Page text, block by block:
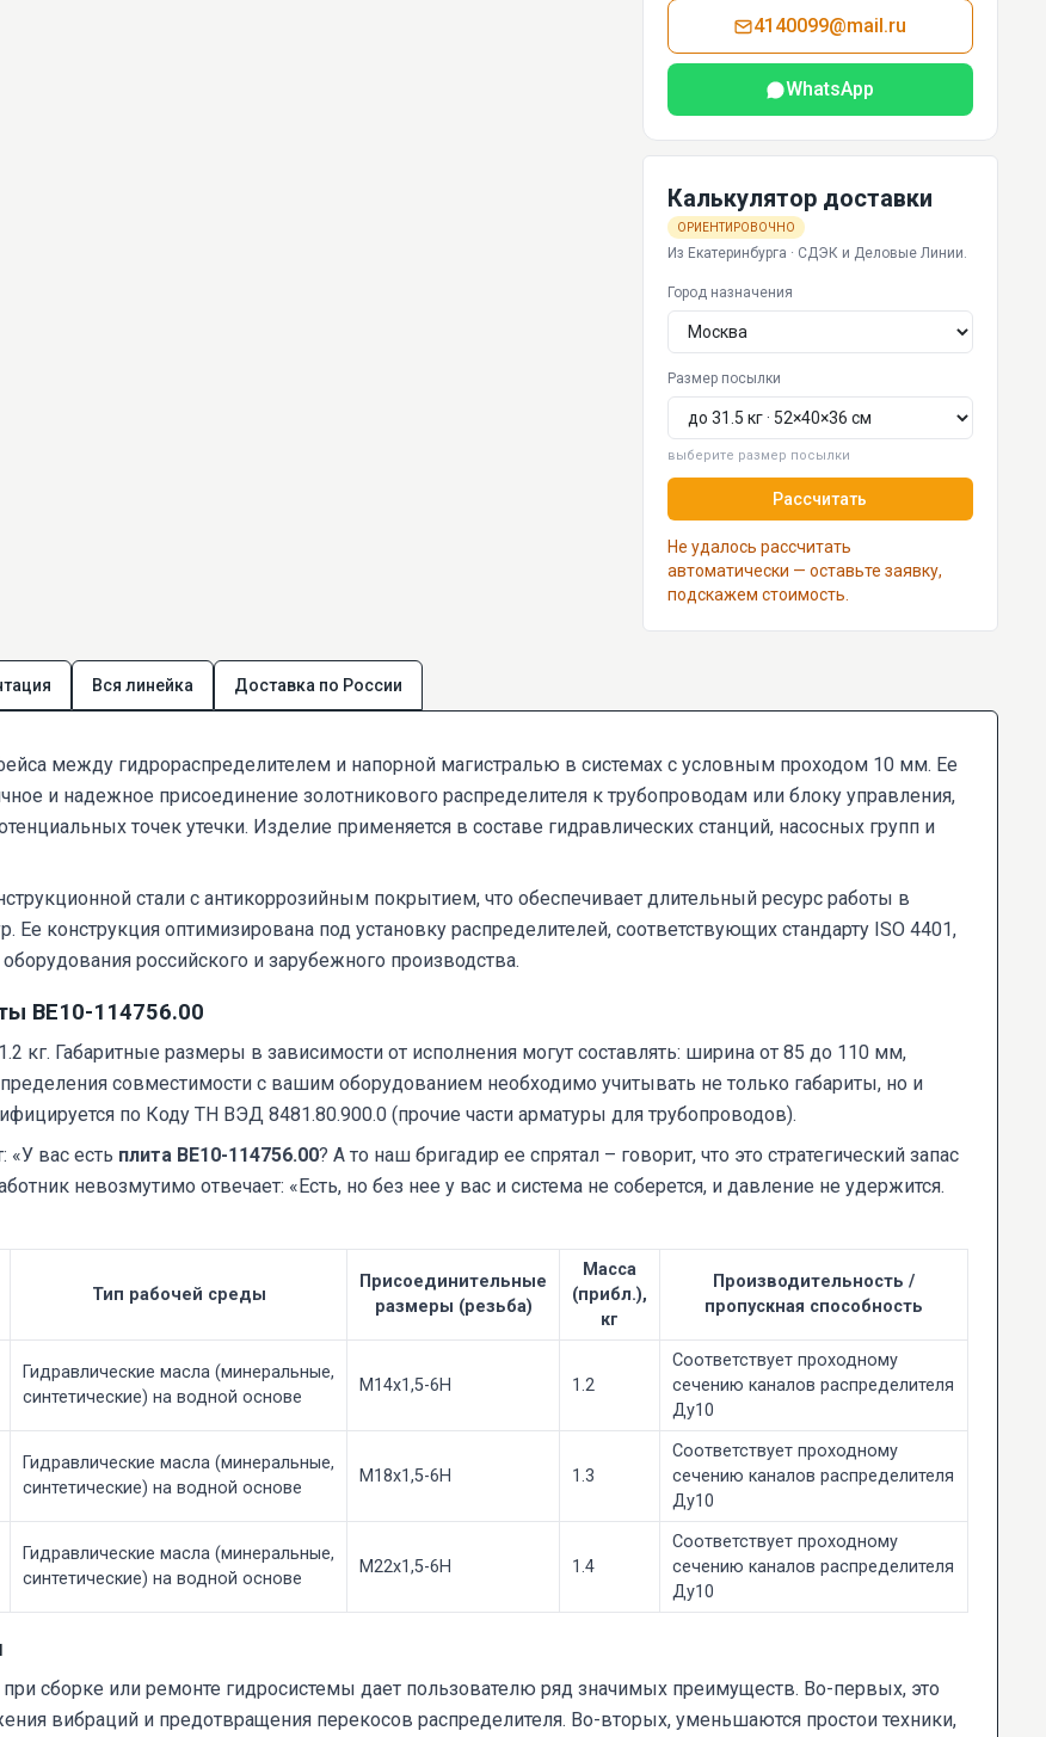
4140099@mail.ru
WhatsApp
Калькулятор доставки
ОРИЕНТИРОВОЧНО
Из Екатеринбурга · СДЭК и Деловые Линии.
Город назначения
Размер посылки
выберите размер посылки
Рассчитать
Не удалось рассчитать
автоматически — оставьте заявку,
подскажем стоимость.
Вся линейка Доставка по России
между гидрораспределителем и напорной магистралью в системах с условным проходом 10 мм. Ее
и надежное присоединение золотникового распределителя к трубопроводам или блоку управления,
точек утечки. Изделие применяется в составе гидравлических станций, насосных групп и
стали с антикоррозийным покрытием, что обеспечивает длительный ресурс работы в
конструкция оптимизирована под установку распределителей, соответствующих стандарту ISO 4401,
российского и зарубежного производства.
ВЕ10-114756.00
кг. Габаритные размеры в зависимости от исполнения могут составлять: ширина от 85 до 110 мм,
совместимости с вашим оборудованием необходимо учитывать не только габариты, но и
по Коду ТН ВЭД 8481.80.900.0 (прочие части арматуры для трубопроводов).
«У вас есть плита ВЕ10-114756.00? А то наш бригадир ее спрятал – говорит, что это стратегический запас
невозмутимо отвечает: «Есть, но без нее у вас и система не соберется, и давление не удержится.
Тип рабочей среды
Присоединительные
размеры (резьба)
Масса
(прибл.),
кг
Производительность /
пропускная способность
Гидравлические масла (минеральные,
синтетические) на водной основе
М14x1,5-6H 1.2
Соответствует проходному
сечению каналов распределителя
Ду10
Гидравлические масла (минеральные,
синтетические) на водной основе
М18x1,5-6H 1.3
Соответствует проходному
сечению каналов распределителя
Ду10
Гидравлические масла (минеральные,
синтетические) на водной основе
М22x1,5-6H 1.4
Соответствует проходному
сечению каналов распределителя
Ду10
при сборке или ремонте гидросистемы дает пользователю ряд значимых преимуществ. Во-первых, это
вибраций и предотвращения перекосов распределителя. Во-вторых, уменьшаются простои техники,